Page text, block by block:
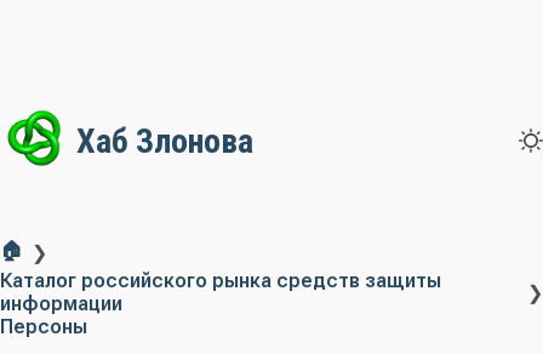
Хаб Злонова
🏠 ❯
Каталог российского рынка средств защиты
информации
❯
Персоны